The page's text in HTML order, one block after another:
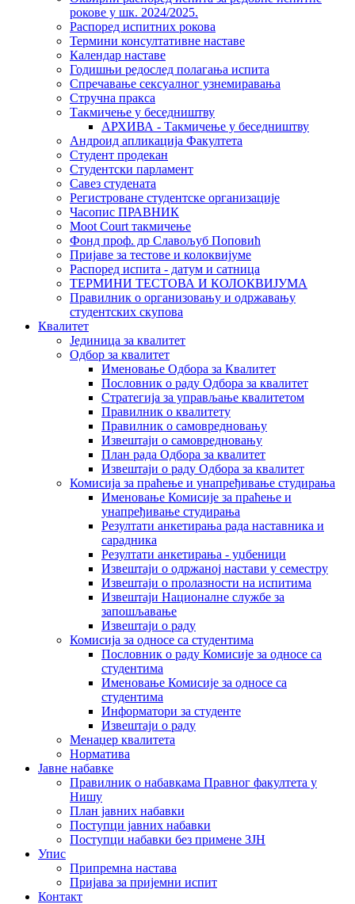
рокове у шк. 2024/2025.
Распоред испитних рокова
Термини консултативне наставе
Календар наставе
Годишњи редослед полагања испита
Спречавање сексуалног узнемиравања
Стручна пракса
Такмичење у беседништву
АРХИВА - Такмичење у беседништву
Андроид апликација Факултета
Студент продекан
Студентски парламент
Савез студената
Регистроване студентске организације
Часопис ПРАВНИК
Moot Court такмичење
Фонд проф. др Славољуб Поповић
Пријаве за тестове и колоквијуме
Распоред испита - датум и сатница
ТЕРМИНИ ТЕСТОВА И КОЛОКВИЈУМА
Правилник о организовању и одржавању
студентских скупова
Квалитет
Јединица за квалитет
Одбор за квалитет
Именовање Одбора за Квалитет
Пословник о раду Одбора за квалитет
Стратегија за управљање квалитетом
Правилник о квалитету
Правилник о самовредновању
Извештаји о самовредновању
План рада Одбора за квалитет
Извештаји о раду Одбора за квалитет
Комисија за праћење и унапређивање студирања
Именовање Комисије за праћење и
унапређивање студирања
Резултати анкетирања рада наставника и
сарадника
Резултати анкетирања - уџбеници
Извештаји о одржаној настави у семестру
Извештаји о пролазности на испитима
Извештаји Националне службе за
запошљавање
Извештаји о раду
Комисија за односе са студентима
Пословник о раду Комисије за односе са
студентима
Именовање Комисије за односе са
студентима
Информатори за студенте
Извештаји о раду
Менаџер квалитета
Норматива
Јавне набавке
Правилник о набавкама Правног факултета у
Нишу
План јавних набавки
Поступци јавних набавки
Поступци набавки без примене ЗЈН
Упис
Припремна настава
Пријава за пријемни испит
Контакт